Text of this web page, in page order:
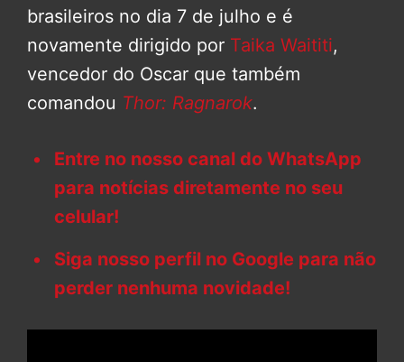
brasileiros no dia 7 de julho e é
novamente dirigido por Taika Waititi,
vencedor do Oscar que também
comandou Thor: Ragnarok.
Entre no nosso canal do WhatsApp
para notícias diretamente no seu
celular!
Siga nosso perfil no Google para não
perder nenhuma novidade!